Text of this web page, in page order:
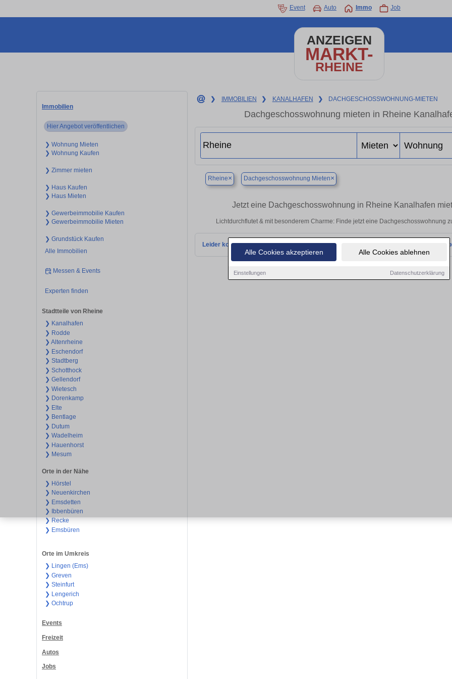
Alle Cookies akzeptieren Alle Cookies ablehnen
Einstellungen Datenschutzerklärung
Event Auto Immo Job
ANZEIGEN
MARKT-
RHEINE
Immobilien
Hier Angebot veröffentlichen
❯ Wohnung Mieten
❯ Wohnung Kaufen
❯ Zimmer mieten
❯ Haus Kaufen
❯ Haus Mieten
❯ Gewerbeimmobilie Kaufen
❯ Gewerbeimmobilie Mieten
❯ Grundstück Kaufen
Alle Immobilien
Messen & Events
Experten finden
Stadtteile von Rheine
❯ Kanalhafen
❯ Rodde
❯ Altenrheine
❯ Eschendorf
❯ Stadtberg
❯ Schotthock
❯ Gellendorf
❯ Wietesch
❯ Dorenkamp
❯ Elte
❯ Bentlage
❯ Dutum
❯ Wadelheim
❯ Hauenhorst
❯ Mesum
Orte in der Nähe
❯ Hörstel
❯ Neuenkirchen
❯ Emsdetten
❯ Ibbenbüren
❯ Recke
❯ Emsbüren
Orte im Umkreis
❯ Lingen (Ems)
❯ Greven
❯ Steinfurt
❯ Lengerich
❯ Ochtrup
Events
Freizeit
Autos
Jobs
❯ IMMOBILIEN ❯ KANALHAFEN ❯ DACHGESCHOSSWOHNUNG-MIETEN
Dachgeschosswohnung mieten in Rheine
Rheine× Dachgeschosswohnung Mieten×
Jetzt eine Dachgeschosswohnung in Rheine Kanalhafen
Lichtdurchflutet & mit besonderem Charme: Finde jetzt eine Dachgeschosswohnung
Leider konnten wir derzeit keine passenden Objekte finden. Schauen Sie bald wieder